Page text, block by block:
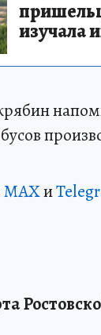
изучала
MAXи